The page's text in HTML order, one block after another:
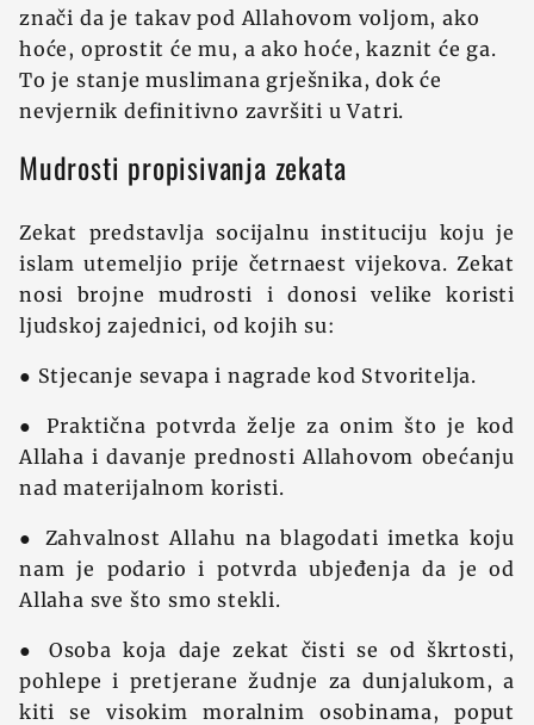
znači da je takav pod Allahovom voljom, ako
hoće, oprostit će mu, a ako hoće, kaznit će ga.
To je stanje muslimana grješnika, dok će
nevjernik definitivno završiti u Vatri.
Mudrosti propisivanja zekata
Zekat predstavlja socijalnu instituciju koju je
islam utemeljio prije četrnaest vijekova. Zekat
nosi brojne mudrosti i donosi velike koristi
ljudskoj zajednici, od kojih su:
● Stjecanje sevapa i nagrade kod Stvoritelja.
● Praktična potvrda ‍želje za onim što je kod
Allaha i davanje prednosti Allahovom obećanju
nad materijalnom koristi.
● Zahvalnost Allahu na blagodati imetka koju
nam je podario i potvrda ubjeđenja da je od
Allaha sve što smo stekli.
● Osoba koja daje zekat čisti se od škrtosti,
pohlepe i pretjerane žudnje za dunjalukom, a
kiti se visokim moralnim osobinama, poput